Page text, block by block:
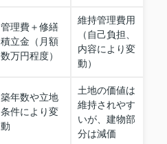
管理費＋修繕
積立金（月額
数万円程度）
維持管理費用
（自己負担、
内容により変
動）
築年数や立地
条件により変
動
土地の価値は
維持されやす
いが、建物部
分は減価